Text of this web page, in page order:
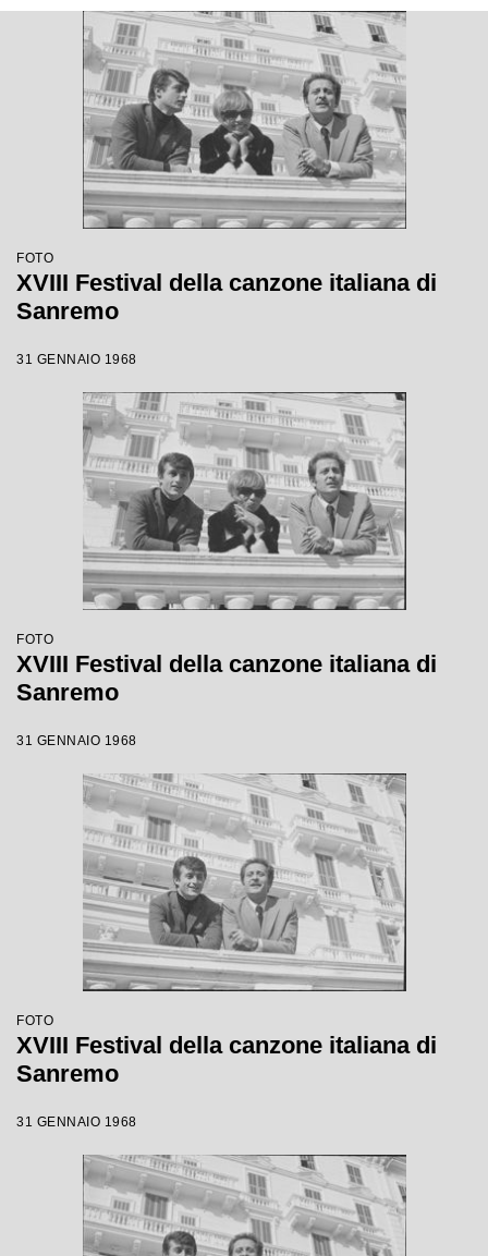
FOTO
XVIII Festival della canzone italiana di
Sanremo
31 GENNAIO 1968
FOTO
XVIII Festival della canzone italiana di
Sanremo
31 GENNAIO 1968
FOTO
XVIII Festival della canzone italiana di
Sanremo
31 GENNAIO 1968